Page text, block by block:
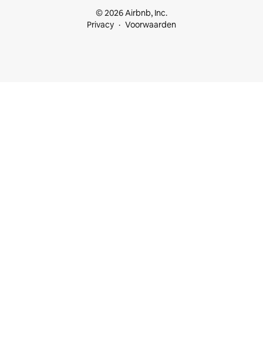
© 2026 Airbnb, Inc.
Privacy
Voorwaarden